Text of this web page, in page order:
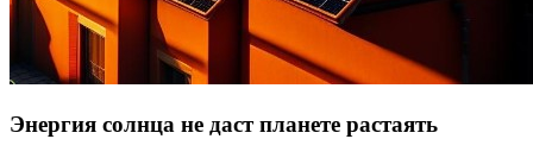
Энергия солнца не даст планете растаять